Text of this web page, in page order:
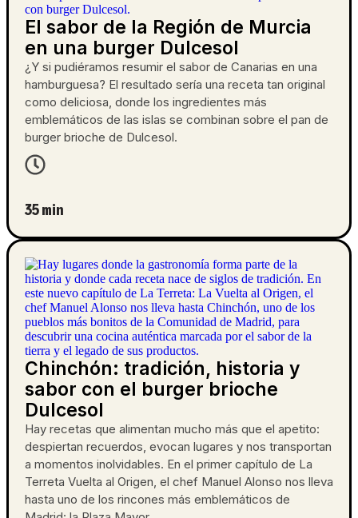
El sabor de la Región de Murcia
en una burger Dulcesol
¿Y si pudiéramos resumir el sabor de Canarias en una
hamburguesa? El resultado sería una receta tan original
como deliciosa, donde los ingredientes más
emblemáticos de las islas se combinan sobre el pan de
burger brioche de Dulcesol.
35 min
Chinchón: tradición, historia y
sabor con el burger brioche
Dulcesol
Hay recetas que alimentan mucho más que el apetito:
despiertan recuerdos, evocan lugares y nos transportan
a momentos inolvidables. En el primer capítulo de La
Terreta Vuelta al Origen, el chef Manuel Alonso nos lleva
hasta uno de los rincones más emblemáticos de